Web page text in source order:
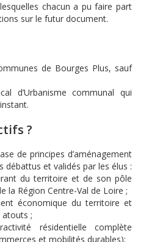
chacun a pu faire part
sur le futur document.
de Bourges Plus, sauf
d’Urbanisme communal qui
?
de principes d’aménagement
débattus et validés par les élus :
du territoire et de son pôle
la Région Centre-Val de Loire ;
économique du territoire et
atouts ;
résidentielle complète
et mobilités durables);